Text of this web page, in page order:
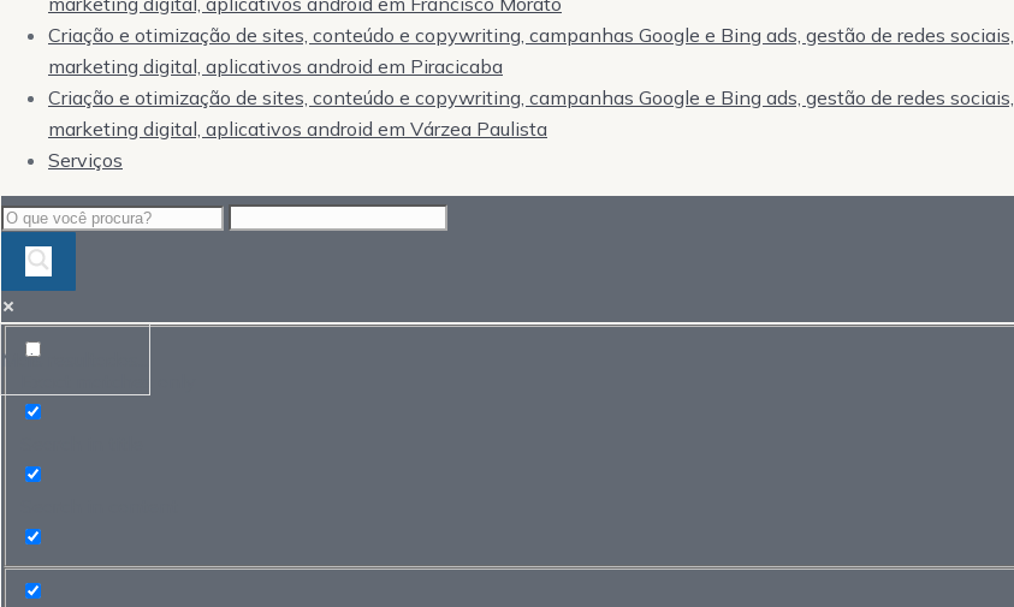
Criação e otimização de sites, conteúdo e copywriting, campanhas Google e Bing ads, gestão de redes sociais,
marketing digital, aplicativos android em Piracicaba
Criação e otimização de sites, conteúdo e copywriting, campanhas Google e Bing ads, gestão de redes sociais,
marketing digital, aplicativos android em Várzea Paulista
Serviços
Mais resultados...